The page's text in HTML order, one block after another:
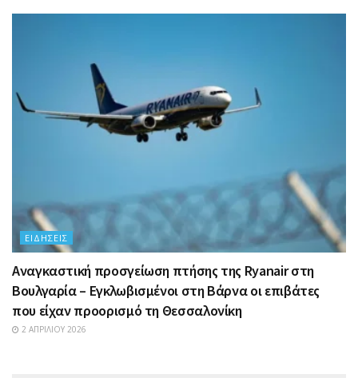
ΕΙΔΉΣΕΙΣ
Αναγκαστική προσγείωση πτήσης της Ryanair στη
Βουλγαρία – Εγκλωβισμένοι στη Βάρνα οι επιβάτες
που είχαν προορισμό τη Θεσσαλονίκη
2 ΑΠΡΙΛΊΟΥ 2026